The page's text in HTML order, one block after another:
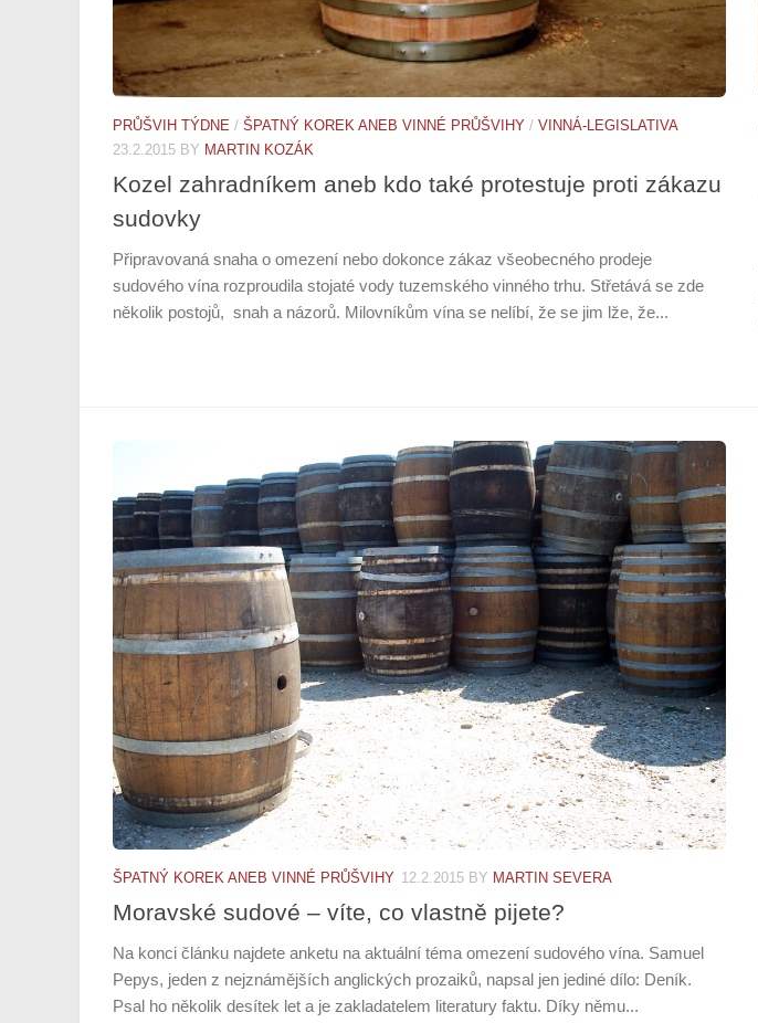
PRŮŠVIH TÝDNE / ŠPATNÝ KOREK ANEB VINNÉ PRŮŠVIHY / VINNÁ-LEGISLATIVA
23.2.2015 BY MARTIN KOZÁK
Kozel zahradníkem aneb kdo také protestuje proti zákazu
sudovky
Připravovaná snaha o omezení nebo dokonce zákaz všeobecného prodeje
sudového vína rozproudila stojaté vody tuzemského vinného trhu. Střetává se zde
několik postojů, snah a názorů. Milovníkům vína se nelíbí, že se jim lže, že...
ŠPATNÝ KOREK ANEB VINNÉ PRŮŠVIHY 12.2.2015 BY MARTIN SEVERA
Moravské sudové – víte, co vlastně pijete?
Na konci článku najdete anketu na aktuální téma omezení sudového vína. Samuel
Pepys, jeden z nejznámějších anglických prozaiků, napsal jen jediné dílo: Deník.
Psal ho několik desítek let a je zakladatelem literatury faktu. Díky němu...